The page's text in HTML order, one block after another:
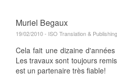
Muriel Begaux
19/02/2010 - ISO Translation &
Cela fait une dizaine
Les travaux sont toujours
est un partenaire très fiable!